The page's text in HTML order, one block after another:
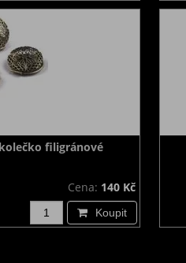
filigránové
Cena: 140 Kč
Koupit